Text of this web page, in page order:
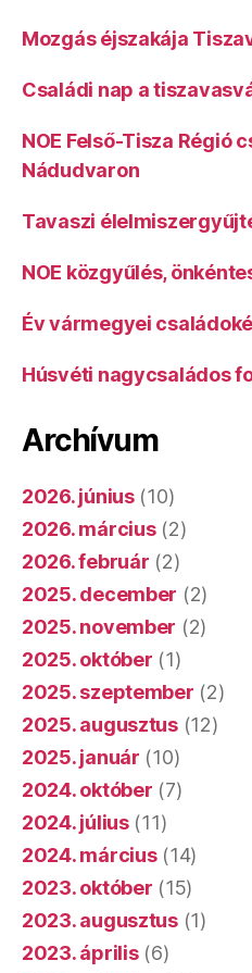
Mozgás éjszakája
Családi nap a
NOE Felső-Tisza Régió
Nádudvaron
Tavaszi
NOE közgyűlés,
Év vármegyei
Húsvéti nagycsaládos
Archívum
2026. június(10)
2026. március(2)
2026. február (2)
2025. december (2)
2025. november (2)
2025. október (1)
2025. szeptember (2)
2025. augusztus(12)
2025. január (10)
2024. október (7)
2024. július(11)
2024. március(14)
2023. október (15)
2023. augusztus(1)
2023. április(6)